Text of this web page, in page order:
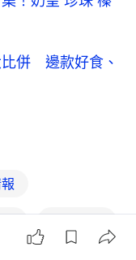
比併 邊款好食、